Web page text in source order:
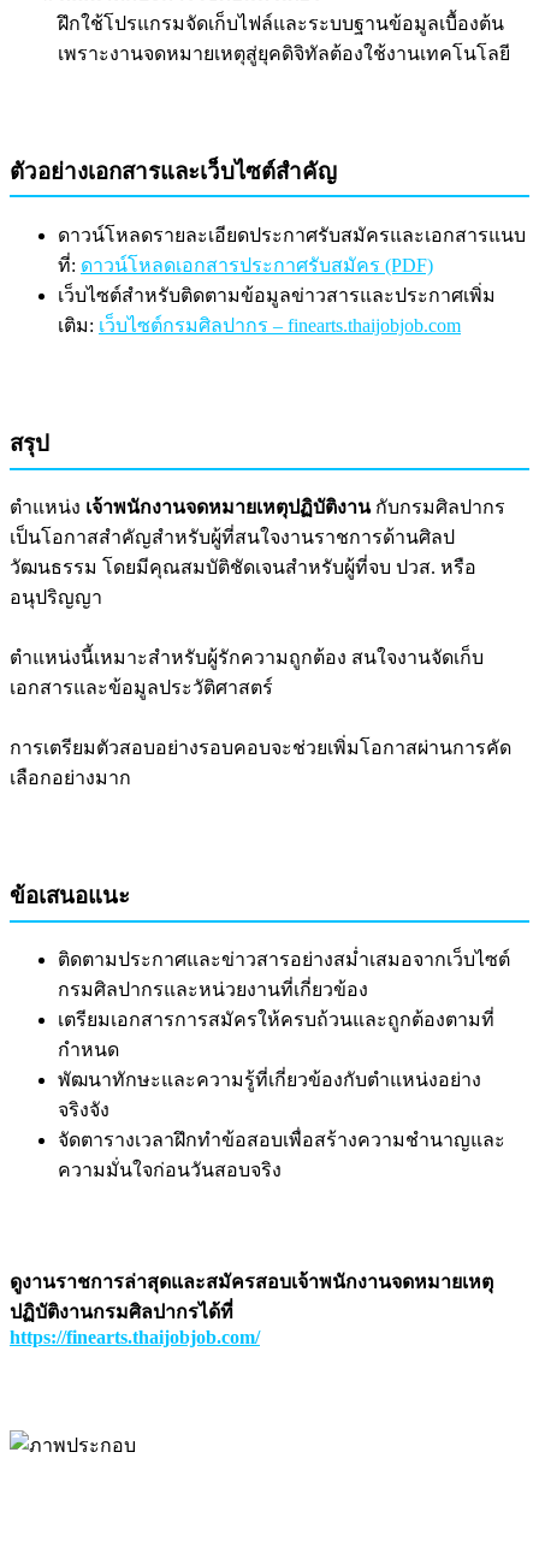
ฝึกใช้โปรแกรมจัดเก็บไฟล์และระบบฐานข้อมูลเบื้องต้น
เพราะงานจดหมายเหตุสู่ยุคดิจิทัลต้องใช้งานเทคโนโลยี
ตัวอย่างเอกสารและเว็บไซต์สำคัญ
ดาวน์โหลดรายละเอียดประกาศรับสมัครและเอกสารแนบ
ที่: ดาวน์โหลดเอกสารประกาศรับสมัคร (PDF)
เว็บไซต์สำหรับติดตามข้อมูลข่าวสารและประกาศเพิ่ม
เติม: เว็บไซต์กรมศิลปากร – finearts.thaijobjob.com
สรุป
ตำแหน่ง เจ้าพนักงานจดหมายเหตุปฏิบัติงานกับกรมศิลปากร
เป็นโอกาสสำคัญสำหรับผู้ที่สนใจงานราชการด้านศิลป
วัฒนธรรม โดยมีคุณสมบัติชัดเจนสำหรับผู้ที่จบ ปวส. หรือ
อนุปริญญา
ตำแหน่งนี้เหมาะสำหรับผู้รักความถูกต้อง สนใจงานจัดเก็บ
เอกสารและข้อมูลประวัติศาสตร์
การเตรียมตัวสอบอย่างรอบคอบจะช่วยเพิ่มโอกาสผ่านการคัด
เลือกอย่างมาก
ข้อเสนอแนะ
ติดตามประกาศและข่าวสารอย่างสม่ำเสมอจากเว็บไซต์
กรมศิลปากรและหน่วยงานที่เกี่ยวข้อง
เตรียมเอกสารการสมัครให้ครบถ้วนและถูกต้องตามที่
กำหนด
พัฒนาทักษะและความรู้ที่เกี่ยวข้องกับตำแหน่งอย่าง
จริงจัง
จัดตารางเวลาฝึกทำข้อสอบเพื่อสร้างความชำนาญและ
ความมั่นใจก่อนวันสอบจริง
ดูงานราชการล่าสุดและสมัครสอบเจ้าพนักงานจดหมายเหตุ
ปฏิบัติงานกรมศิลปากรได้ที่
https://finearts.thaijobjob.com/